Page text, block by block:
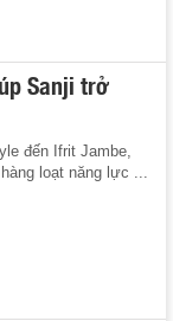
Sanji trở
đến Ifrit Jambe,
loạt năng lực ...